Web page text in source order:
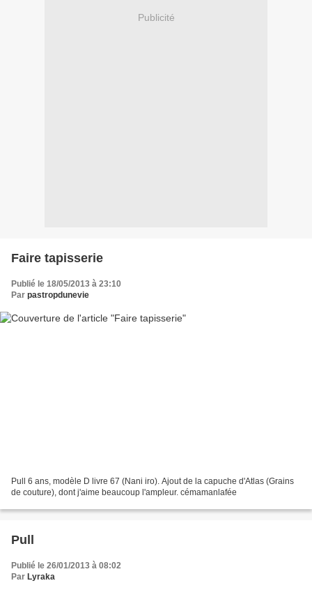
Publicité
Faire tapisserie
Publié le 18/05/2013 à 23:10
Par pastropdunevie
Pull 6 ans, modèle D livre 67 (Nani iro). Ajout de la capuche d'Atlas (Grains
de couture), dont j'aime beaucoup l'ampleur. cémamanlafée
Pull
Publié le 26/01/2013 à 08:02
Par Lyraka